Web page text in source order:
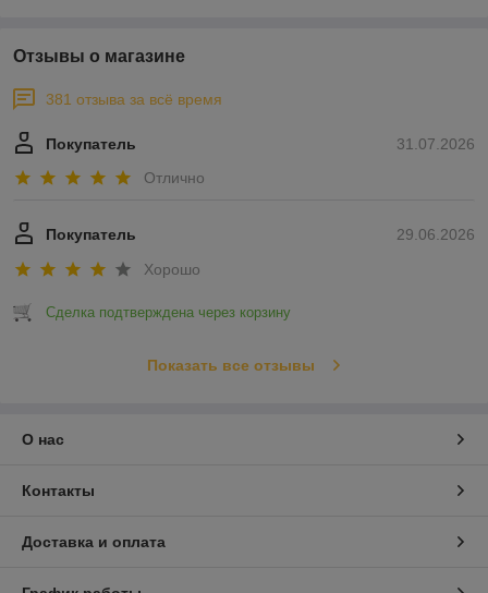
Отзывы о магазине
381 отзыва за всё время
31.07.2026
Покупатель
Отлично
29.06.2026
Покупатель
Хорошо
Сделка подтверждена через корзину
Показать все отзывы
О нас
Контакты
Доставка и оплата